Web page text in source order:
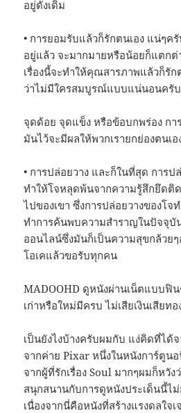
อยู่ดังเดิม
• การยอมรับแล้วก็รักตนเอง แน่ๆค
อยู่แล้ว จะมากมายหรือน้อยก็แตกต่
เรื่องนี้จะทำให้คุณสารภาพแล้วก็รัก
ว่าไม่มีใครสมบูรณ์แบบแน่นอนครับ
จุดด้อย จุดแข็ง หรือข้อบกพร่อง กา
มันไว้จะมีผลให้พวกเรายกย่องตนเ
• การปล่อยวาง และก็ในที่สุด การ
ทำให้โจหลุดพ้นจากความรู้สึกยึดติ
ไปของเขา ซึ่งการปล่อยวางของโจ
ทำการค้นพบความสำราญในปัจจุบั
ออนไลน์ซึ่งมันก็เป็นความสุขกล้วย
โอเคแล้วขอรับทุกคน
MADOOHD ดูหนังผ่านเน็ตแบบฟิ
เก่าหรือใหม่มีครบ ไม่เสียเงินเสียท
เป็นยังไงบ้างครับผมกับ แง่คิดที่ได้จ
จากค่าย Pixar หนึ่งในหนังการ์ตูน
จากผู้ที่รักเรื่อง Soul มากๆผมก็หวั
สนุกสนานกับการดูหนังประเด็นนี้ไ
เนื่องจากนี่คือหนังที่สร้างแรงดลใจ